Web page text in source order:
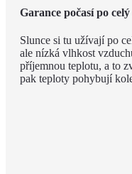
Garance počasí po
Slunce si tu užívají po
ale nízká vlhkost
příjemnou teplotu, a to
pak teploty pohybují